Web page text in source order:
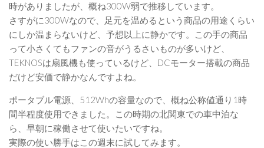
時がありましたが、概ね300W弱で推移しています。
さすがに300Wなので、足元を温めるという商品の用途くらい
にしか温まらないけど、予想以上に静かです。この手の商品
って小さくてもファンの音がうるさいものが多いけど、
TEKNOSは扇風機も使っているけど、DCモーター搭載の商品
だけど安価で静かなんですよね。
ポータブル電源、512Whの容量なので、概ね公称値通り1時
間半程度使用できました。この時期の北関東での車中泊な
ら、早朝に稼働させて使いたいですね。
実際の使い勝手はこの週末に試してみます。